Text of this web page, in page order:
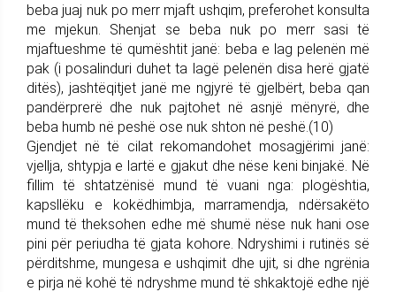
beba juaj nuk po merr mjaft ushqim, preferohet konsulta
me mjekun. Shenjat se beba nuk po merr sasi të
mjaftueshme të qumështit janë: beba e lag pelenën më
pak (i posalinduri duhet ta lagë pelenën disa herë gjatë
ditës), jashtëqitjet janë me ngjyrë të gjelbërt, beba qan
pandërprerë dhe nuk pajtohet në asnjë mënyrë, dhe
beba humb në peshë ose nuk shton në peshë.(10)
Gjendjet në të cilat rekomandohet mosagjërimi janë:
vjellja, shtypja e lartë e gjakut dhe nëse keni binjakë. Në
fillim të shtatzënisë mund të vuani nga: plogështia,
kapsllëku e kokëdhimbja, marramendja, ndërsakëto
mund të theksohen edhe më shumë nëse nuk hani ose
pini për periudha të gjata kohore. Ndryshimi i rutinës së
përditshme, mungesa e ushqimit dhe ujit, si dhe ngrënia
e pirja në kohë të ndryshme mund të shkaktojë edhe një